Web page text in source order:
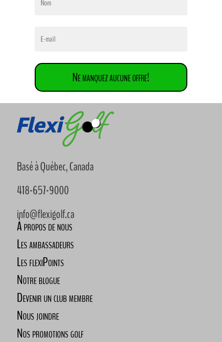
Ne manquez aucune offre!
Basé à Québec, Canada
418-657-9000
info@flexigolf.ca
À propos de nous
Les ambassadeurs
Les flexiPoints
Notre blogue
Devenir un club membre
Nous joindre
Nos promotions golf